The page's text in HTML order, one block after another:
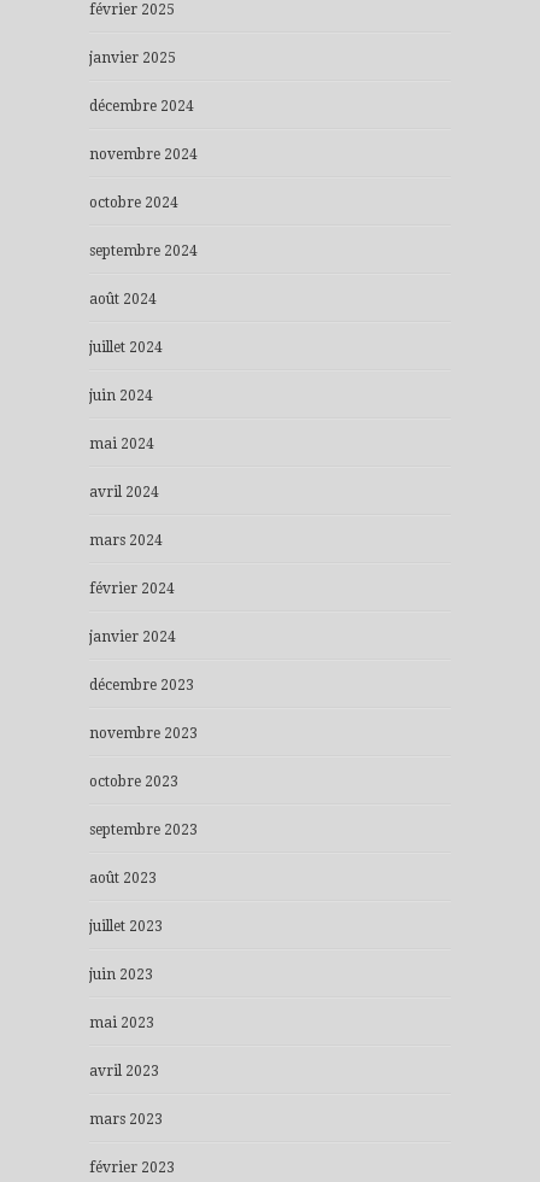
février 2025
janvier 2025
décembre 2024
novembre 2024
octobre 2024
septembre 2024
août 2024
juillet 2024
juin 2024
mai 2024
avril 2024
mars 2024
février 2024
janvier 2024
décembre 2023
novembre 2023
octobre 2023
septembre 2023
août 2023
juillet 2023
juin 2023
mai 2023
avril 2023
mars 2023
février 2023